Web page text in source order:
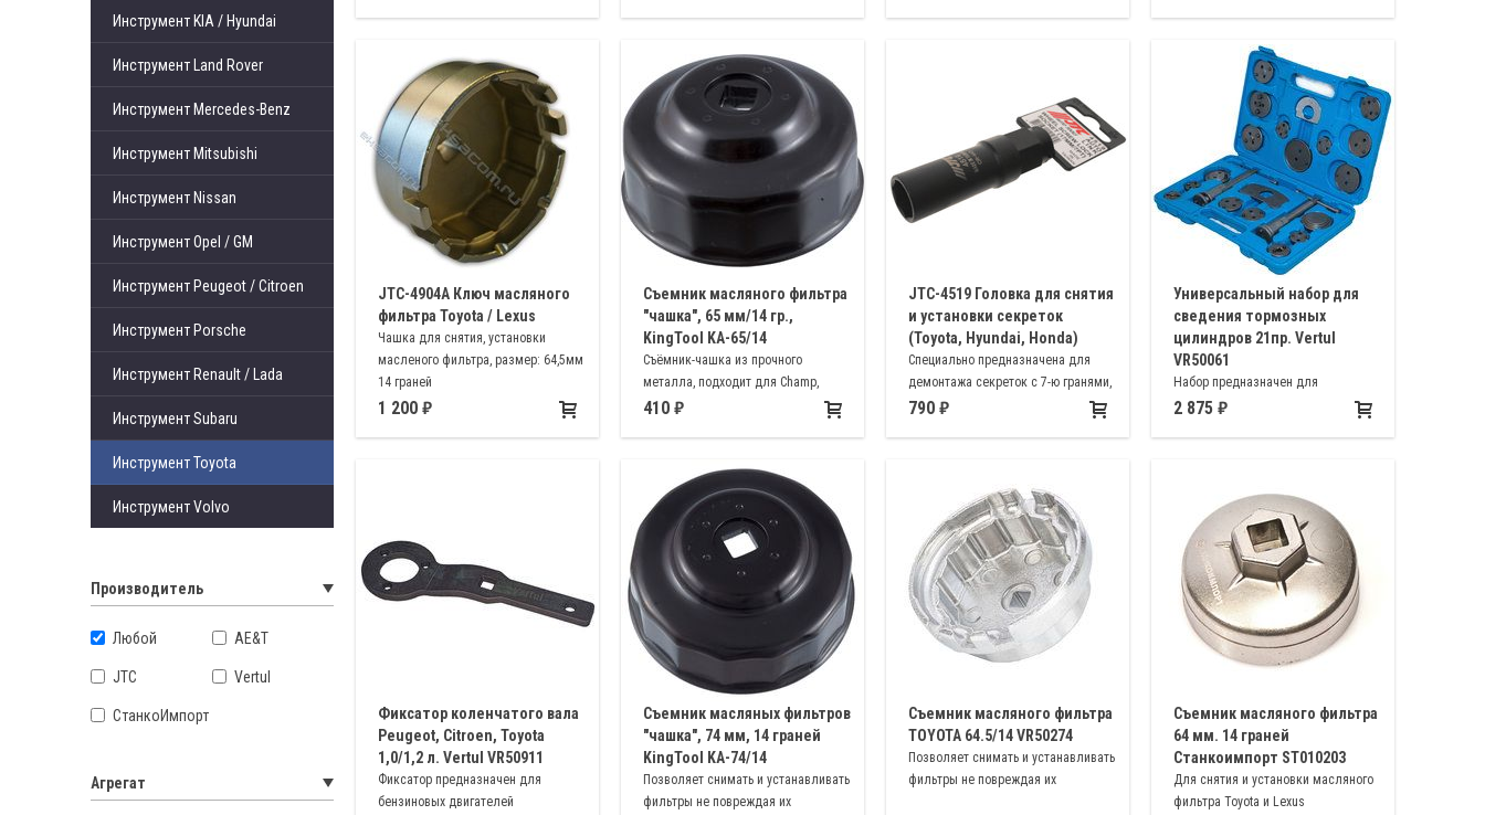
Инструмент KIA / Hyundai
Инструмент Land Rover
Инструмент Mercedes-Benz
Инструмент Mitsubishi
Инструмент Nissan
Инструмент Opel / GM
Инструмент Peugeot / Citroen
Инструмент Porsche
Инструмент Renault / Lada
Инструмент Subaru
Инструмент Toyota
Инструмент Volvo
Производитель
Любой AE&T
JTC Vertul
СтанкоИмпорт
Агрегат
JTC-4904A Ключ масляного
фильтра Toyota / Lexus
Чашка для снятия, установки
масленого фильтра, размер: 64,5мм
14 граней
1 200
Съемник масляного фильтра
"чашка", 65 мм/14 гр.,
KingTool KA-65/14
Съёмник-чашка из прочного
металла, подходит для Champ,
Hastings, GM/AC, Wix, NAPA, Purolator,
410
JTC-4519 Головка для снятия
и установки секреток
(Toyota, Hyundai, Honda)
Специально предназначена для
демонтажа секреток с 7-ю гранями,
устанавливающихся на Toyota,
790
Универсальный набор для
сведения тормозных
цилиндров 21пр. Vertul
VR50061
Набор предназначен для
вдавливания поршней тормозных
Honda, Subaru, Mazda, Nissan,
Mitsubishi, Toyota, Land Rover, Subaru
и др
2 875
Фиксатор коленчатого вала
Peugeot, Citroen, Toyota
1,0/1,2 л. Vertul VR50911
Фиксатор предназначен для
бензиновых двигателей
Съемник масляных фильтров
"чашка", 74 мм, 14 граней
KingTool KA-74/14
Позволяет снимать и устанавливать
фильтры не повреждая их
Съемник масляного фильтра
TOYOTA 64.5/14 VR50274
Позволяет снимать и устанавливать
фильтры не повреждая их
Съемник масляного фильтра
64 мм. 14 граней
Станкоимпорт ST010203
Для снятия и установки масляного
фильтра Toyota и Lexus